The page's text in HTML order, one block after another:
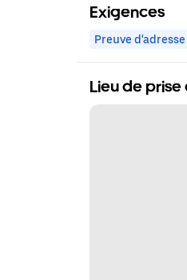
Exigences
Preuve d'adresse
Lieu de